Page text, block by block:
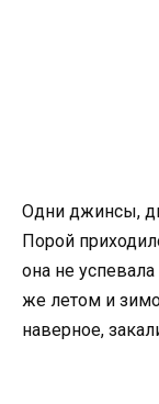
Одни джинсы,
Порой
она не
же летом и
наверное,